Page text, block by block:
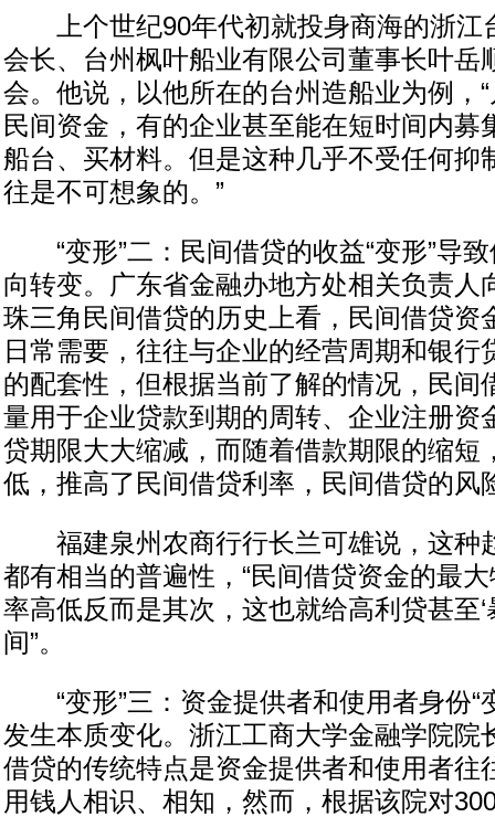
上个世纪90年代初就投身商海的浙江
会长、台州枫叶船业有限公司董事长叶岳
会。他说，以他所在的台州造船业为例，
民间资金，有的企业甚至能在短时间内募
船台、买材料。但是这种几乎不受任何抑
往是不可想象的。”
“变形”二：民间借贷的收益“变形”导致
向转变。广东省金融办地方处相关负责人
珠三角民间借贷的历史上看，民间借贷资
日常需要，往往与企业的经营周期和银行
的配套性，但根据当前了解的情况，民间
量用于企业贷款到期的周转、企业注册资
贷期限大大缩减，而随着借款期限的缩短
低，推高了民间借贷利率，民间借贷的风
福建泉州农商行行长兰可雄说，这种
都有相当的普遍性，“民间借贷资金的最
率高低反而是其次，这也就给高利贷甚至‘
间”。
“变形”三：资金提供者和使用者身份“
发生本质变化。浙江工商大学金融学院院
借贷的传统特点是资金提供者和使用者往
用钱人相识、相知，然而，根据该院对